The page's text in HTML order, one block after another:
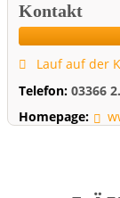
Kontakt
Lauf auf der
Telefon: 03366
Homepage: